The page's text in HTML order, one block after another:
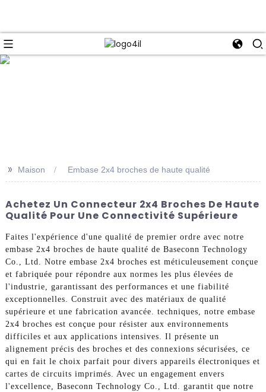
>> Maison Embase 2x4 broches de haute qualité
Achetez Un Connecteur 2x4 Broches De Haute
Qualité Pour Une Connectivité Supérieure
Faites l'expérience d'une qualité de premier ordre avec notre
embase 2x4 broches de haute qualité de Baseconn Technology
Co., Ltd. Notre embase 2x4 broches est méticuleusement conçue
et fabriquée pour répondre aux normes les plus élevées de
l'industrie, garantissant des performances et une fiabilité
exceptionnelles. Construit avec des matériaux de qualité
supérieure et une fabrication avancée. techniques, notre embase
2x4 broches est conçue pour résister aux environnements
difficiles et aux applications intensives. Il présente un
alignement précis des broches et des connexions sécurisées, ce
qui en fait le choix parfait pour divers appareils électroniques et
cartes de circuits imprimés. Avec un engagement envers
l'excellence, Baseconn Technology Co., Ltd. garantit que notre